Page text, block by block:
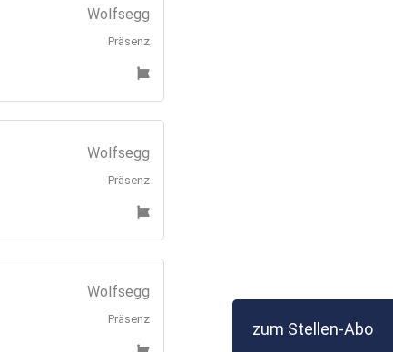
Wolfsegg
Präsenz
Wolfsegg
Präsenz
Wolfsegg
Präsenz zum Stellen-Abo